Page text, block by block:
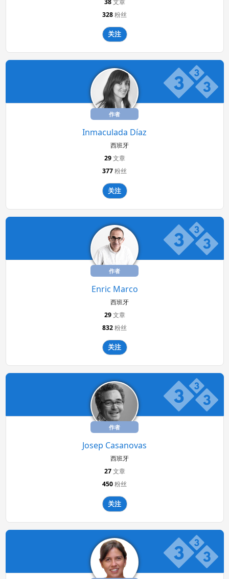
328粉丝
关注
作者
Inmaculada Díaz
西班牙
29 文章
377粉丝
关注
作者
Enric Marco
西班牙
29 文章
832粉丝
关注
作者
Josep Casanovas
西班牙
27 文章
450粉丝
关注